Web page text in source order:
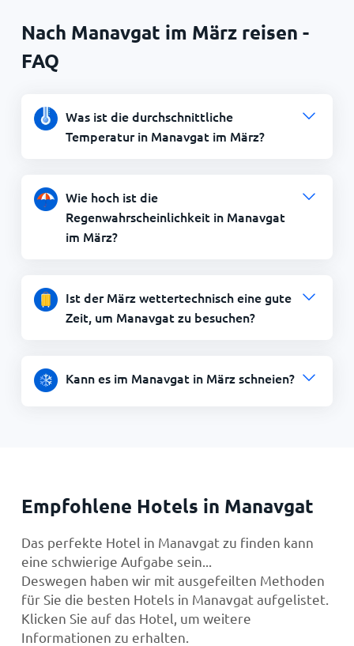
Nach Manavgat im März reisen -
FAQ
Was ist die durchschnittliche
Temperatur in Manavgat im März?
Wie hoch ist die
Regenwahrscheinlichkeit in Manavgat
im März?
Ist der März wettertechnisch eine gute
Zeit, um Manavgat zu besuchen?
Kann es im Manavgat in März schneien?
Empfohlene Hotels in Manavgat
Das perfekte Hotel in Manavgat zu finden kann
eine schwierige Aufgabe sein...
Deswegen haben wir mit ausgefeilten Methoden
für Sie die besten Hotels in Manavgat aufgelistet.
Klicken Sie auf das Hotel, um weitere
Informationen zu erhalten.